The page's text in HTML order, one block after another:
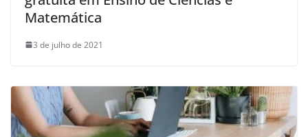
Matemática
3 de julho de 2021